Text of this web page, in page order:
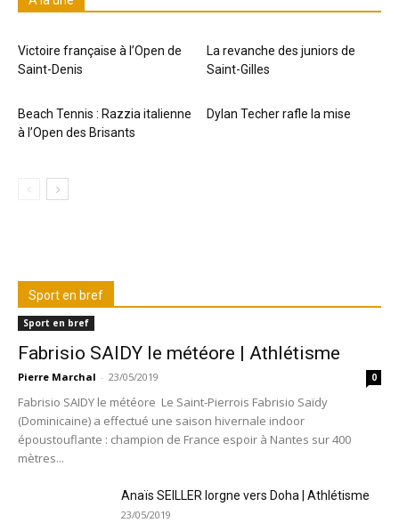
Victoire française à l’Open de
Saint-Denis
La revanche des juniors de
Saint-Gilles
Beach Tennis : Razzia italienne
à l’Open des Brisants
Dylan Techer rafle la mise
Sport en bref
Sport en bref
Fabrisio SAIDY le météore | Athlétisme
Pierre Marchal - 23/05/2019 0
Fabrisio SAIDY le météore Le Saint-Pierrois Fabrisio Saïdy
(Dominicaine) a effectué une saison hivernale indoor
époustouflante : champion de France espoir à Nantes sur 400
mètres...
Anaïs SEILLER lorgne vers Doha | Athlétisme
23/05/2019